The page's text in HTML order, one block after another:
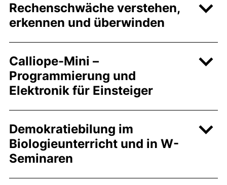
Rechenschwäche verstehen,
erkennen und überwinden
Calliope-Mini –
Programmierung und
Elektronik für Einsteiger
Demokratiebilung im
Biologieunterricht und in W-
Seminaren